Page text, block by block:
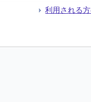
利用される